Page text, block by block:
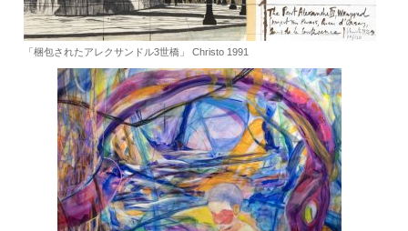
「梱包されたアレクサンドル3世橋」 Christo 1991